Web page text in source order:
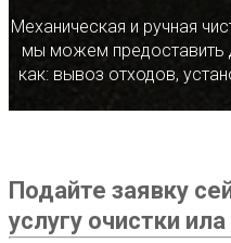
Механическая и ручная
мы можем предоставить
как: вывоз отходов,
Подайте заявку
услугу очистки ила